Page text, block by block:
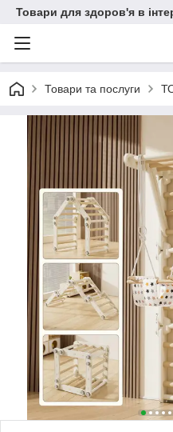
Товари для здоров'я в
Товари та послуги